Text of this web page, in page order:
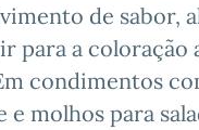
de sabor,
para a coloração
condimentos
e molhos para